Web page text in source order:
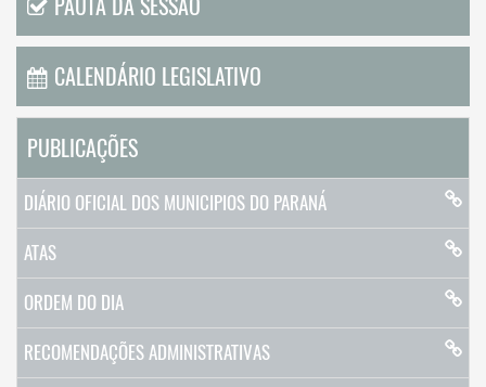
PAUTA DA SESSÃO
CALENDÁRIO LEGISLATIVO
PUBLICAÇÕES
DIÁRIO OFICIAL DOS MUNICIPIOS DO PARANÁ
ATAS
ORDEM DO DIA
RECOMENDAÇÕES ADMINISTRATIVAS